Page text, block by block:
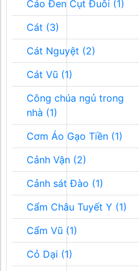
Cáo Đen Cụt Đuôi (1)
Cát (3)
Cát Nguyệt (2)
Cát Vũ (1)
Công chúa ngủ trong
nhà (1)
Cơm Áo Gạo Tiền (1)
Cảnh Vận (2)
Cảnh sát Đào (1)
Cẩm Châu Tuyết Y (1)
Cẩm Vũ (1)
Cỏ Dại (1)